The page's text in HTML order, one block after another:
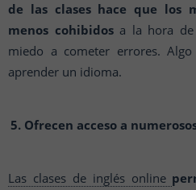
de las clases hace que los
menos cohibidosa la hora de
miedo a cometer errores.
aprender un idioma.
5. Ofrecen acceso a
Las clases de inglés online